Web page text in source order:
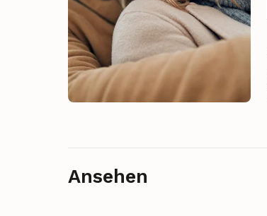
Ansehen